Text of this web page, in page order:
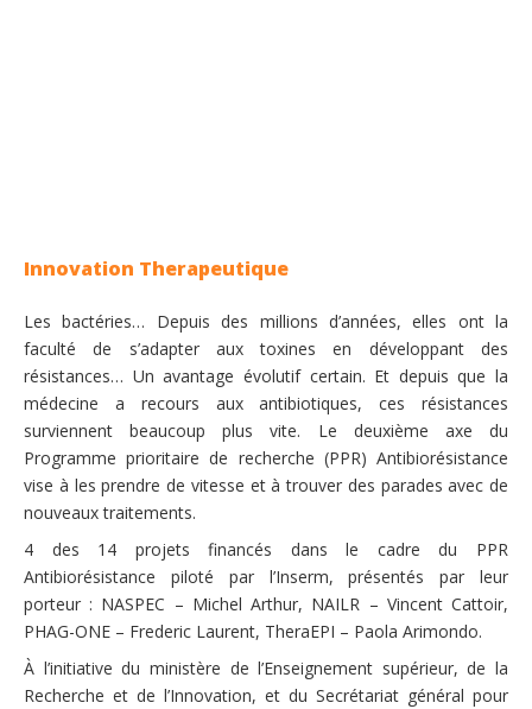
Innovation Therapeutique
Les bactéries… Depuis des millions d’années, elles ont la
faculté de s’adapter aux toxines en développant des
résistances… Un avantage évolutif certain. Et depuis que la
médecine a recours aux antibiotiques, ces résistances
surviennent beaucoup plus vite. Le deuxième axe du
Programme prioritaire de recherche (PPR) Antibiorésistance
vise à les prendre de vitesse et à trouver des parades avec de
nouveaux traitements.
4 des 14 projets financés dans le cadre du PPR
Antibiorésistance piloté par l’Inserm, présentés par leur
porteur : NASPEC – Michel Arthur, NAILR – Vincent Cattoir,
PHAG-ONE – Frederic Laurent, TheraEPI – Paola Arimondo.
À l’initiative du ministère de l’Enseignement supérieur, de la
Recherche et de l’Innovation, et du Secrétariat général pour